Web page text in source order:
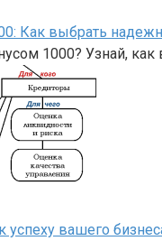
Как выбрать
1000? Узнай, как
успеху вашего